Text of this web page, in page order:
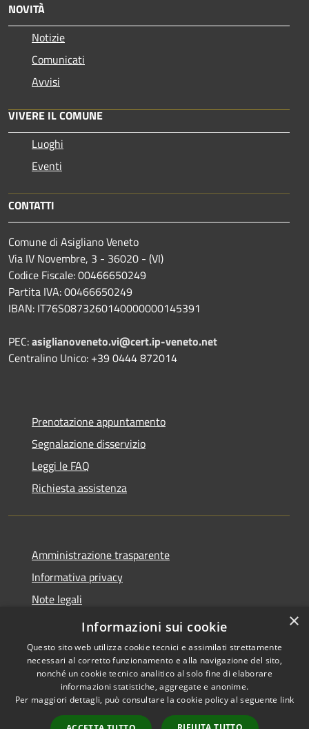
NOVITÀ
Notizie
Comunicati
Avvisi
VIVERE IL COMUNE
Luoghi
Eventi
CONTATTI
Comune di Asigliano Veneto
Via IV Novembre, 3 - 36020 - (VI)
Codice Fiscale: 00466650249
Partita IVA: 00466650249
IBAN: IT76S0873260140000000145391
PEC:asiglianoveneto.vi@cert.ip-veneto.net
Centralino Unico: +39 0444 872014
Prenotazione appuntamento
Segnalazione disservizio
Leggi le FAQ
Richiesta assistenza
Amministrazione trasparente
Informativa privacy
Note legali
Dichiarazione di accessibilità
Accessibilità
Copyright © 2026 • Comune di
Asigliano Veneto • Powered by
Municipium• Accesso
×
Informazioni sui cookie
Questo sito web utilizza cookie tecnici e assimilati strettamente
necessari al corretto funzionamento e alla navigazione del sito,
nonché un cookie tecnico analitico al solo fine di elaborare
informazioni statistiche, aggregate e anonime.
Per maggiori dettagli, può consultare la cookie policy al seguente link